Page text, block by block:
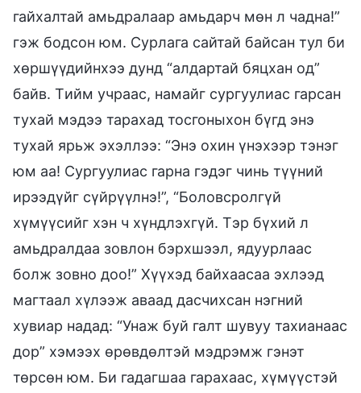
гайхалтай амьдралаар амьдарч мөн л чадна!”
гэж бодсон юм. Сурлага сайтай байсан тул би
хөршүүдийнхээ дунд “алдартай бяцхан од”
байв. Tийм учраас, намайг сургуулиас гарсан
тухай мэдээ тарахад тосгоныхон бүгд энэ
тухай ярьж эхэллээ: “Энэ охин үнэхээр тэнэг
юм аа! Сургуулиас гарна гэдэг чинь түүний
ирээдүйг сүйрүүлнэ!”, “Боловсролгүй
хүмүүсийг хэн ч хүндлэхгүй. Тэр бүхий л
амьдралдаа зовлон бэрхшээл, ядуурлаас
болж зовно доо!” Хүүхэд байхаасаа эхлээд
магтаал хүлээж аваад дасчихсан нэгний
хувиар надад: “Унаж буй галт шувуу тахианаас
дор” хэмээх өрөвдөлтэй мэдрэмж гэнэт
төрсөн юм. Би гадагшаа гарахаас, хүмүүстэй